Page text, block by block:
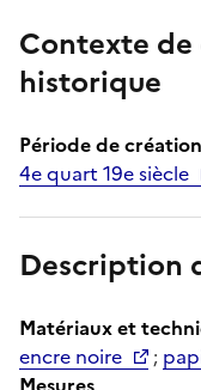
Contexte
historique
Période de création
4e quart 19e siècle
Description
Matériaux et
encre noire
;